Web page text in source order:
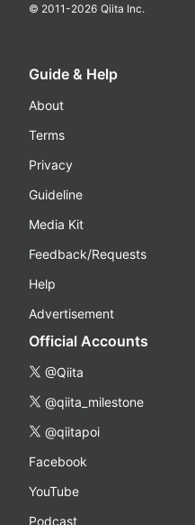
© 2011-2026 Qiita Inc.
Guide & Help
About
Terms
Privacy
Guideline
Media Kit
Feedback/Requests
Help
Advertisement
Official Accounts
@Qiita
@qiita_milestone
@qiitapoi
Facebook
YouTube
Podcast